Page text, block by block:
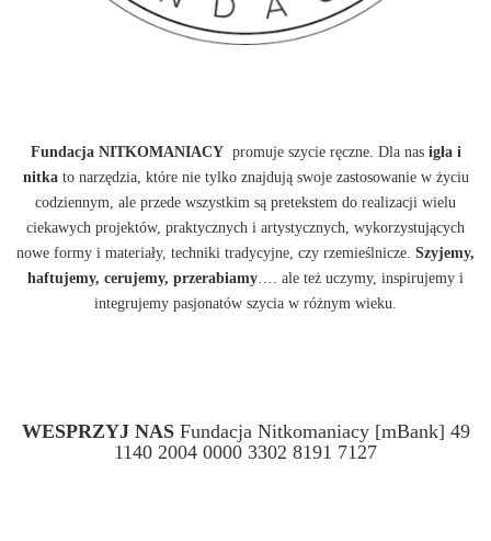
Fundacja NITKOMANIACY promuje szycie ręczne. Dla nas igła i
nitkato narzędzia, które nie tylko znajdują swoje zastosowanie w życiu
codziennym, ale przede wszystkim są pretekstem do realizacji wielu
ciekawych projektów, praktycznych i artystycznych, wykorzystujących
nowe formy i materiały, techniki tradycyjne, czy rzemieślnicze. Szyjemy,
haftujemy, cerujemy, przerabiamy …. ale też uczymy, inspirujemy i
integrujemy pasjonatów szycia w różnym wieku.
WESPRZYJ NASFundacja Nitkomaniacy [mBank] 49
1140 2004 0000 3302 8191 7127